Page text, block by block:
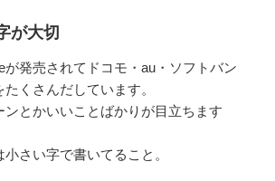
が大切
が発売されてドコモ・au・ソフトバン
くさんだしています。
ンとかいいことばかりが目立ちます
さい字で書いてること。